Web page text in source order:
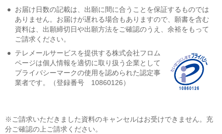
● お届け日数の記載は、出願に間に合うことを保証するものでは
ありません。お届けが遅れる場合もありますので、願書を含む
資料は、出願締切日や出願方法をご確認のうえ、余裕をもって
ご請求ください。
● テレメールサービスを提供する株式会社フロム
ページは個人情報を適切に取り扱う企業として
プライバシーマークの使用を認められた認定事
業者です。（登録番号 10860126）
※ご請求いただきました資料のキャンセルはお受けできません。充
分ご確認の上ご請求ください。